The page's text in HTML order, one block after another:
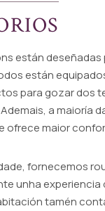
están deseñadas
están
para gozar dos
a maioría
ofrece maior
fornecemos
unha experiencia
tamén